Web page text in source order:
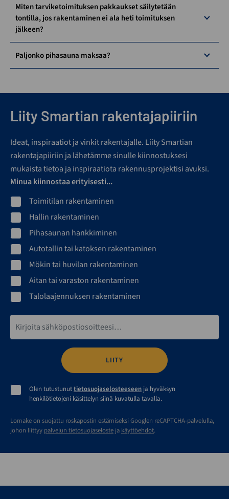
Miten tarviketoimituksen pakkaukset säilytetään
tontilla, jos rakentaminen ei ala heti toimituksen
jälkeen?
Paljonko pihasauna maksaa?
Liity Smartian rakentajapiiriin
Ideat, inspiraatiot ja vinkit rakentajalle. Liity Smartian
rakentajapiiriin ja lähetämme sinulle kiinnostuksesi
mukaista tietoa ja inspiraatiota rakennusprojektisi avuksi.
Minua kiinnostaa erityisesti...
Toimitilan rakentaminen
Hallin rakentaminen
Pihasaunan hankkiminen
Autotallin tai katoksen rakentaminen
Mökin tai huvilan rakentaminen
Aitan tai varaston rakentaminen
Talolaajennuksen rakentaminen
Olen tutustunuttietosuojaselosteeseen ja hyväksyn
henkilötietojeni käsittelyn siinä kuvatulla tavalla.
Lomake on suojattu roskapostin estämiseksi Googlen reCAPTCHA-palvelulla,
johon liittyy palvelun tietosuojaseloste ja käyttöehdot.